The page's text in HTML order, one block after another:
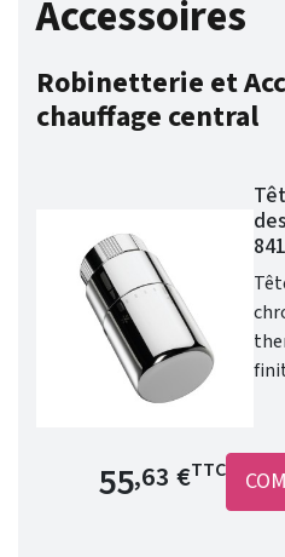
Accessoires
Robinetterie et
chauffage central
Prix de base
55,63 €TTC